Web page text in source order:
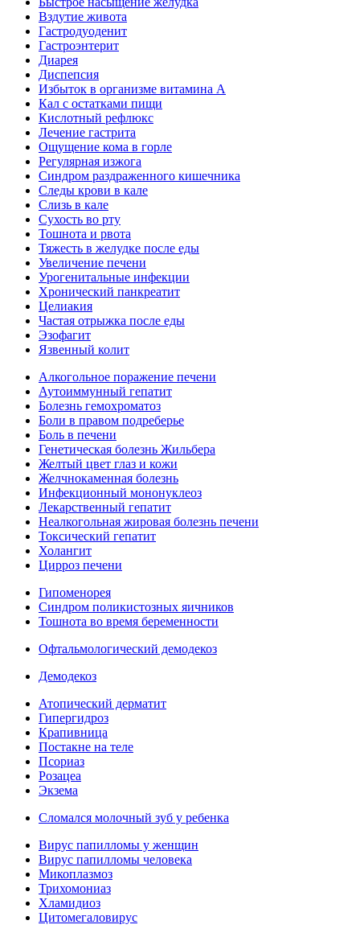
Вздутие живота
Гастродуоденит
Гастроэнтерит
Диарея
Диспепсия
Избыток в организме витамина А
Кал с остатками пищи
Кислотный рефлюкс
Лечение гастрита
Ощущение кома в горле
Регулярная изжога
Синдром раздраженного кишечника
Следы крови в кале
Слизь в кале
Сухость во рту
Тошнота и рвота
Тяжесть в желудке после еды
Увеличение печени
Урогенитальные инфекции
Хронический панкреатит
Целиакия
Частая отрыжка после еды
Эзофагит
Язвенный колит
Алкогольное поражение печени
Аутоиммунный гепатит
Болезнь гемохроматоз
Боли в правом подреберье
Боль в печени
Генетическая болезнь Жильбера
Желтый цвет глаз и кожи
Желчнокаменная болезнь
Инфекционный мононуклеоз
Лекарственный гепатит
Неалкогольная жировая болезнь печени
Токсический гепатит
Холангит
Цирроз печени
Гипоменорея
Синдром поликистозных яичников
Тошнота во время беременности
Офтальмологический демодекоз
Демодекоз
Атопический дерматит
Гипергидроз
Крапивница
Постакне на теле
Псориаз
Розацеа
Экзема
Сломался молочный зуб у ребенка
Вирус папилломы у женщин
Вирус папилломы человека
Микоплазмоз
Трихомониаз
Хламидиоз
Цитомегаловирус